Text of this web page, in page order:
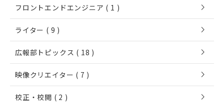
フロントエンドエンジニア ( 1 ) chevron_right
ライター ( 9 ) chevron_right
広報部トピックス ( 18 ) chevron_right
映像クリエイター ( 7 ) chevron_right
校正・校閲 ( 2 ) chevron_right